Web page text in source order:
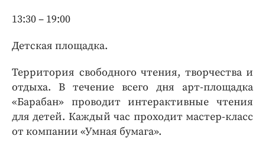
13:30 – 19:00
Детская площадка.
Территория свободного чтения, творчества и
отдыха. В течение всего дня арт-площадка
«Барабан» проводит интерактивные чтения
для детей. Каждый час проходит мастер-класс
от компании «Умная бумага».